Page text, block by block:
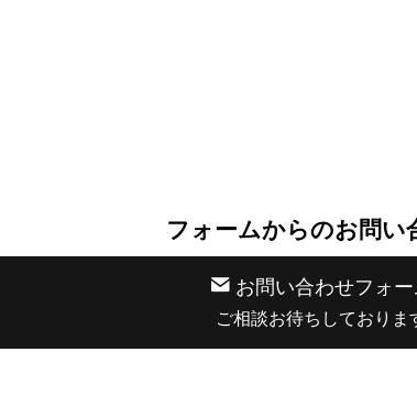
フォームからのお問い
お問い合わせフォー
ご相談お待ちしておりま